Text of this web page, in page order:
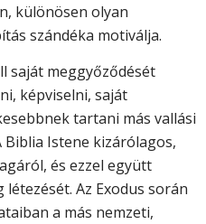
különösen olyan
szándéka motiválja.
saját meggyőződését
képviselni, saját
tartani más vallási
Biblia Istene kizárólagos,
és ezzel együtt
Az Exodus során
a más nemzeti,